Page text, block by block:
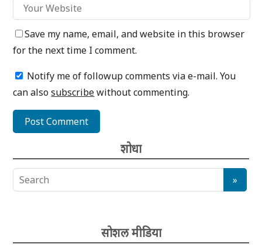
Save my name, email, and website in this browser
for the next time I comment.
Notify me of followup comments via e-mail. You
can alsosubscribewithout commenting.
शोधा
सोशल मीडिया